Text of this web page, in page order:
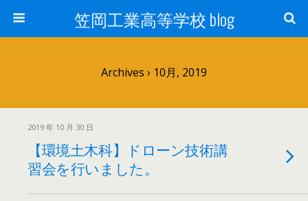
笠岡工業高等学校 blog
Archives › 10月, 2019
2019 年 10 月 30 日
【環境土木科】ドローン技術講
習会を行いました。